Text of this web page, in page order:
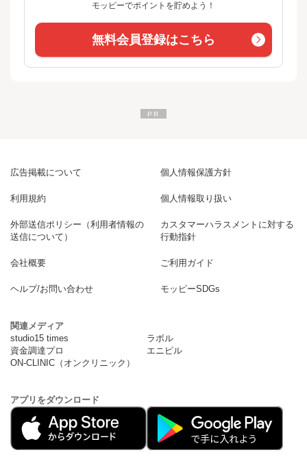
モッピーでポイントを貯めよう！
無料会員登録はこちら
広告掲載について 個人情報保護方針
利用規約 個人情報取り扱い
外部送信ポリシー（利用者情報の
送信について）
カスタマーハラスメントに対する
行動指針
会社概要 ご利用ガイド
ヘルプ/お問い合わせ モッピーSDGs
関連メディア
studio15 times
ラボル
資金調達プロ
エニピル
ON-CLINIC（オンクリニック）
アプリをダウンロード